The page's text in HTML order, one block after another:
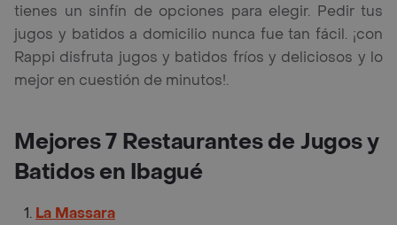
tienes un sinfín de opciones para elegir. Pedir tus
jugos y batidos a domicilio nunca fue tan fácil. ¡con
Rappi disfruta jugos y batidos fríos y deliciosos y lo
mejor en cuestión de minutos!.
Mejores 7 Restaurantes de Jugos y
Batidos en Ibagué
La Massara